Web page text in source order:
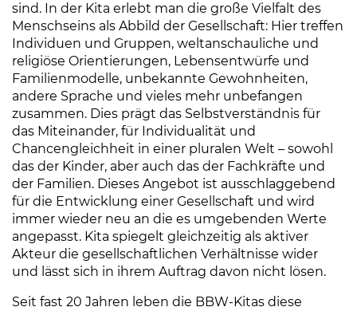
sind. In der Kita erlebt man die große Vielfalt des
Menschseins als Abbild der Gesellschaft: Hier treffen
Individuen und Gruppen, weltanschauliche und
religiöse Orientierungen, Lebensentwürfe und
Familienmodelle, unbekannte Gewohnheiten,
andere Sprache und vieles mehr unbefangen
zusammen. Dies prägt das Selbstverständnis für
das Miteinander, für Individualität und
Chancengleichheit in einer pluralen Welt – sowohl
das der Kinder, aber auch das der Fachkräfte und
der Familien. Dieses Angebot ist ausschlaggebend
für die Entwicklung einer Gesellschaft und wird
immer wieder neu an die es umgebenden Werte
angepasst. Kita spiegelt gleichzeitig als aktiver
Akteur die gesellschaftlichen Verhältnisse wider
und lässt sich in ihrem Auftrag davon nicht lösen.
Seit fast 20 Jahren leben die BBW-Kitas diese